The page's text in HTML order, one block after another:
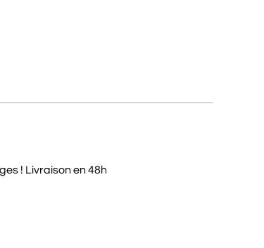
! Livraison en 48h